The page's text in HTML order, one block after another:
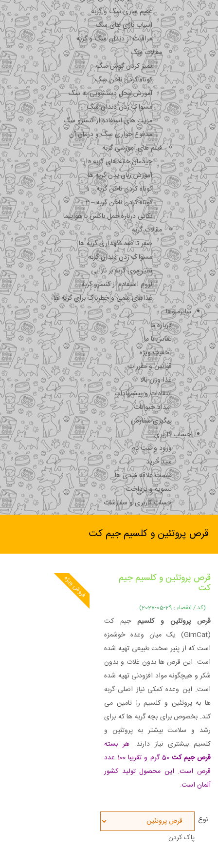
عقیم سازی سگ و گربه
اسباب بازی های سگ
مراقبت از دندان سگ و گربه
مقالات سگ
تمیز کردن گوش سگ
کوتاه کردن ناخن سگ
آموزش محل دستشویی به سگ
مسواک زدن دندان سگ
مزیت های استفاده از کنسرو سگ
مدفوع خواری سگ و درمان آن
فیلم های آموزشی گربه
چیدمان خانه های گربه دار
آموزش زبان بدن گربه ها
کوتاه کردن ناخن گربه – 1
کوتاه کردن ناخن گربه – 2
نکاتی درباره جمل باکس با هواپیما
مقالات گربه
صفر تا صد نگهداری گربه ها
مسواک زدن دندان گربه
تاثیر موی گربه بر نازایی
لزوم استفاده از کنسرو گربه
غذاهای سمی و خطرناک برای گربه ها
سایرمنوها
درباره ما
تماس با ما
تخفیف ویژه
قوانین و مقررات
غذا وزن بالا
انتقادات و پیشنهادات
امداد حیوانات
پیگیری سفارش
حساب کاربری
ورود و ثبت نام
سبد خرید
لیست علاقه مندی ها
تسویه و پرداخت
حساب کاربری و سفارشات
قرص پروتئین و کلسیم جیم کت
فروش ویژه قرص پروتئین و کلسیم جیم
کت
(کد / انقضاء : 29-05-2027)
قرص پروتئین و کلسیمجیم کت
(GimCat) یک میان وعده خوشمزه
است که از پنیر سخت طبیعی تهیه شده
است. این قرص ها بدون غلات و بدون
شکر و هیچگونه مواد افزودنی تهیه شده
است. این وعده کمکی نیاز اصلی گربه
ها به پروتئین و کلسیم را تامین می
کند. بخصوص برای بچه گربه ها که برای
رشد و سلامت بیشتر به پروتئین و
کلسیم بیشتری نیاز دارند. هر بسته
قرص جیم کت
50 گرم و تقریبا 100 عدد
قرص است. این محصول تولید کشور
آلمان است.
نوع
پاک کردن